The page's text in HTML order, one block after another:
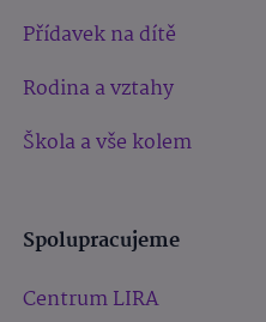
Přídavek na dítě
Rodina a vztahy
Škola a vše kolem
Spolupracujeme
Centrum LIRA